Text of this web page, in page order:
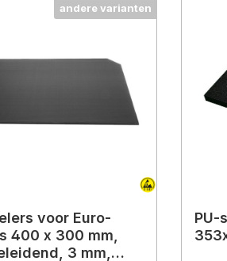
andere varianten
voor Euro-
400 x 300 mm,
3 mm,
PU-